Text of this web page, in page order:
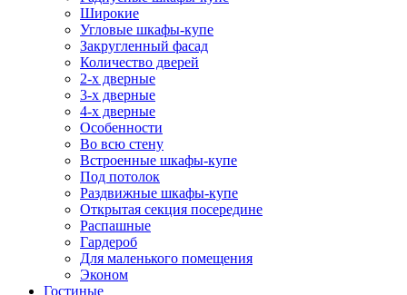
Широкие
Угловые шкафы-купе
Закругленный фасад
Количество дверей
2-х дверные
3-х дверные
4-х дверные
Особенности
Во всю стену
Встроенные шкафы-купе
Под потолок
Раздвижные шкафы-купе
Открытая секция посередине
Распашные
Гардероб
Для маленького помещения
Эконом
Гостиные